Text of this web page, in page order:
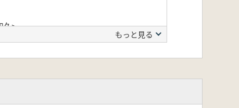
久>
もっと見る